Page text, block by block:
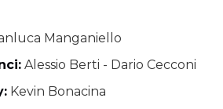
Manganiello
Alessio Berti - Dario Cecconi
Kevin Bonacina